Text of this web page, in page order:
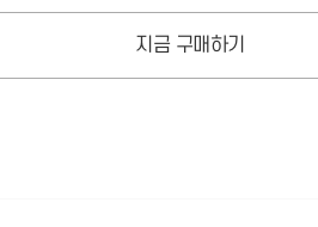
지금 구매하기